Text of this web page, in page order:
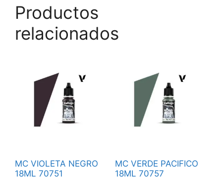
Productos
relacionados
MC VIOLETA NEGRO
18ML 70751
MC VERDE PACIFICO
18ML 70757